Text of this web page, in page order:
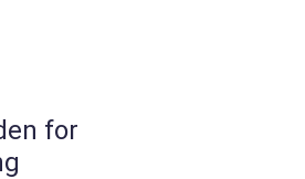
for